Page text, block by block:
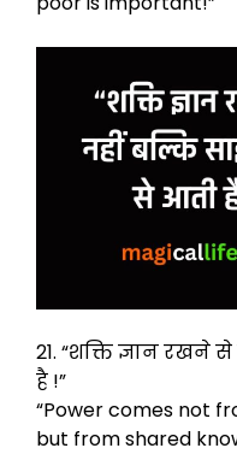
21. “शक्ति ज्ञान रखने
है !”
“Power comes not
but from shared